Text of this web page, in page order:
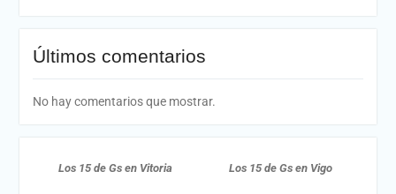
Últimos comentarios
No hay comentarios que mostrar.
Los 15 de Gs en Vitoria Los 15 de Gs en Vigo